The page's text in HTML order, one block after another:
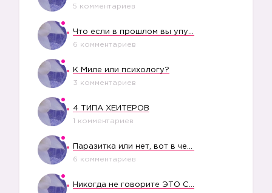
5 комментариев
6 комментариев
К Миле или психологу?
3 комментариев
4 ТИПА ХЕЙТЕРОВ
1 комментариев
6 комментариев